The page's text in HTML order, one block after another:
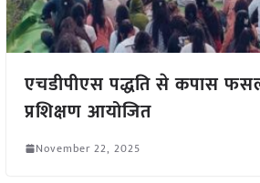
एचडीपीएस पद्धति से कपास
प्रशिक्षण आयोजित
November 22, 2025